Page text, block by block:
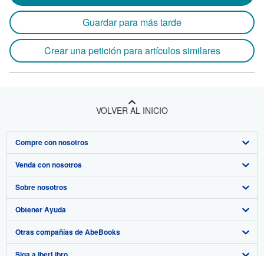
Guardar para más tarde
Crear una petición para artículos similares
VOLVER AL INICIO
Compre con nosotros
Búsqueda avanzada
Colecciones
Mi cuenta
Mis pedidos
Venda con nosotros
Comenzar a vender
Únase a nuestro programa de afiliados
Recomiende un vendedor
Sobre nosotros
Sobre IberLibro
Medios
Obtener Ayuda
Preguntas frecuentes y guías
Otras compañías de AbeBooks